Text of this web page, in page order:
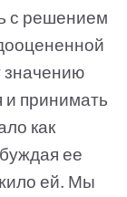
с решением
значению
принимать
как
ее
ей. Мы